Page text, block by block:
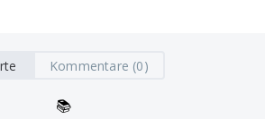
Kommentare (0)
📚